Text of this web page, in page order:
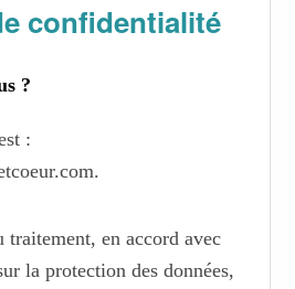
confidentialité
?
:
traitement, en accord avec
la protection des données,